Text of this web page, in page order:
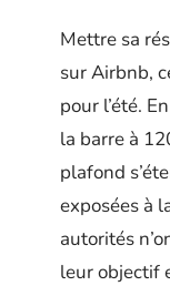
Mettre sa
sur Airbnb,
pour l’été.
la barre à
plafond
exposées à
autorités
leur objectif